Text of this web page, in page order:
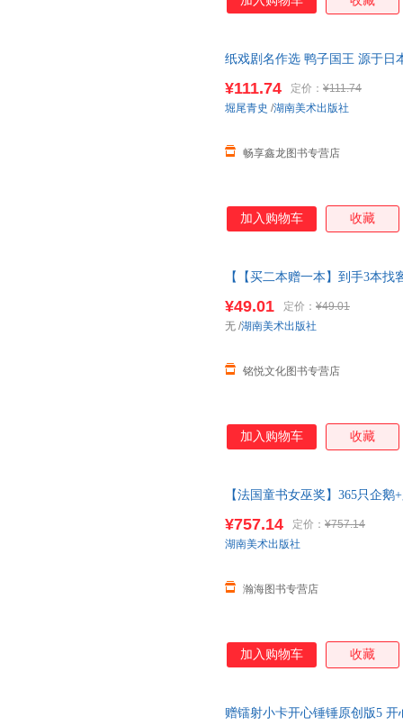
纸戏剧名作选 鸭子国王 源于
在线小当当客服
¥111.74 定价： ¥111.74
畅享鑫龙图书专营店
堀尾青史 /湖南美术出版社
加入购物车 收藏
【【买二本赠一本】到手3本
3本找客服备注·可点读版
¥49.01 定价： ¥49.01
铭悦文化图书专营店
无 /湖南美术出版社
加入购物车 收藏
【法国童书女巫奖】365只企
助请联系客服】
¥757.14 定价： ¥757.14
瀚海图书专营店
湖南美术出版社
加入购物车 收藏
赠镭射小卡开心锤锤原创版5